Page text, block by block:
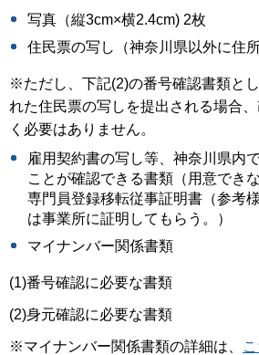
写真（縦3cm×横2.4cm) 2枚
住民票の写し（神奈川県以外に住
※ただし、下記(2)の番号確認書類と
れた住民票の写しを提出される場合
く必要はありません。
雇用契約書の写し等、神奈川県内
ことが確認できる書類（用意でき
専門員登録移転従事証明書（参考
は事業所に証明してもらう。）
マイナンバー関係書類
(1)番号確認に必要な書類
(2)身元確認に必要な書類
※マイナンバー関係書類の詳細は、